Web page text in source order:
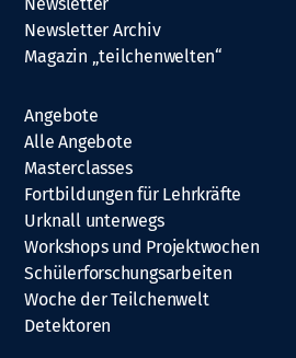
Newsletter Archiv
Magazin „teilchenwelten“
Angebote
Alle Angebote
Masterclasses
Fortbildungen für Lehrkräfte
Urknall unterwegs
Workshops und Projektwochen
Schülerforschungsarbeiten
Woche der Teilchenwelt
Detektoren